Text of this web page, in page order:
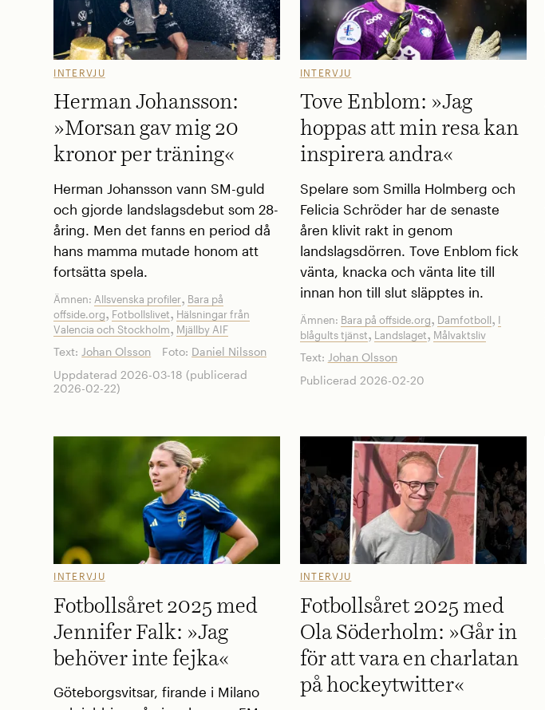
INTERVJU
Herman Johansson:
»Morsan gav mig 20
kronor per träning«
Herman Johansson vann SM-guld
och gjorde landslagsdebut som 28-
åring. Men det fanns en period då
hans mamma mutade honom att
fortsätta spela.
Ämnen:Allsvenska profiler, Bara på
offside.org, Fotbollslivet, Hälsningar från
Valencia och Stockholm, Mjällby AIF
Text: Johan Olsson Foto: Daniel Nilsson
Uppdaterad 2026-03-18 (publicerad
2026-02-22)
INTERVJU
Tove Enblom: »Jag
hoppas att min resa kan
inspirera andra«
Spelare som Smilla Holmberg och
Felicia Schröder har de senaste
åren klivit rakt in genom
landslagsdörren. Tove Enblom fick
vänta, knacka och vänta lite till
innan hon till slut släpptes in.
Ämnen: Bara på offside.org, Damfotboll, I
blågults tjänst, Landslaget, Målvaktsliv
Text: Johan Olsson
Publicerad 2026-02-20
INTERVJU
Fotbollsåret 2025 med
Jennifer Falk: »Jag
behöver inte fejka«
Göteborgsvitsar, firande i Milano
INTERVJU
Fotbollsåret 2025 med
Ola Söderholm: »Går in
för att vara en charlatan
på hockeytwitter«